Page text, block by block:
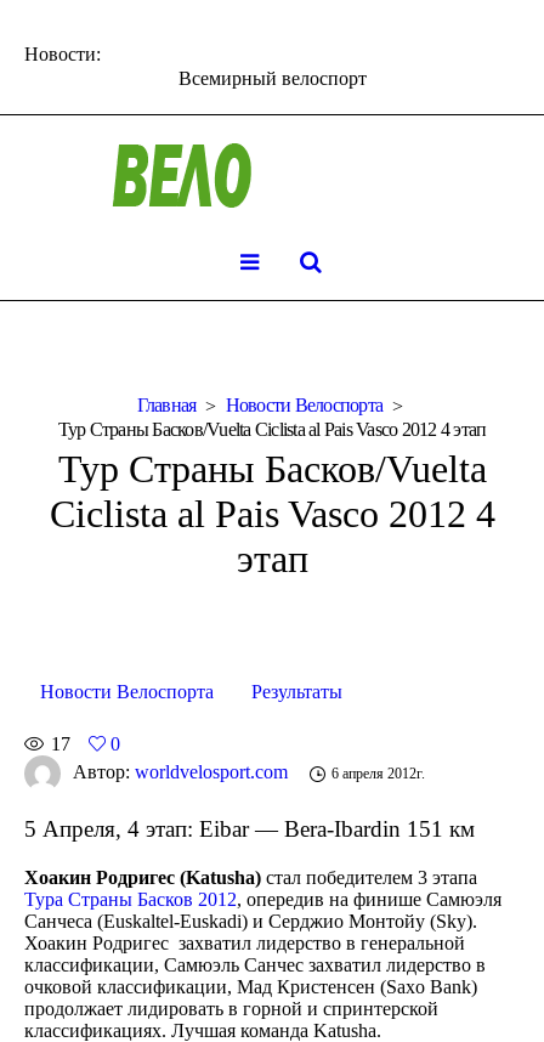
Новости:
Всемирный велоспорт
Главная
Новости Велоспорта
Тур Страны Басков/Vuelta Ciclista al Pais Vasco 2012 4 этап
Тур Страны Басков/Vuelta
Ciclista al Pais Vasco 2012 4
этап
Новости Велоспорта Результаты
17
0
Автор: worldvelosport.com 6 апреля 2012г.
5 Апреля, 4 этап: Eibar — Bera-Ibardin 151 км
Хоакин Родригес (Katusha) стал победителем 3 этапа
Тура Страны Басков 2012, опередив на финише Самюэля
Санчеса (Euskaltel-Euskadi) и Серджио Монтойу (Sky).
Хоакин Родригес захватил лидерство в генеральной
классификации, Самюэль Санчес захватил лидерство в
очковой классификации, Мад Кристенсен (Saxo Bank)
продолжает лидировать в горной и спринтерской
классификациях. Лучшая команда Katusha.